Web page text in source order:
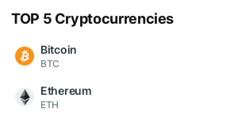
TOP 5 Cryptocurrencies
Bitcoin
BTC
Ethereum
ETH